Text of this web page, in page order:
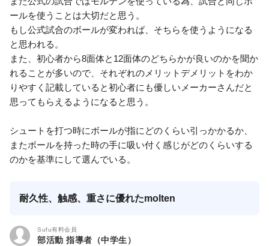
ールを使うことは大切だと思う。
もし公式試合のボールが変われば、そちらを使うようになる
と思われる。
また、初心者から8面体と12面体のどちらかが良いのかを聞か
れることが多いので、それぞれのメリットデメリットをわか
りやすく記載していると初心者にも優しいメーカーさんだと
思ってもらえるようになると思う。
シュートを打つ時にボールが指にどのくらい引っかかるか、
またボールを持った時の手に吸い付く感じがどのくらいする
のかを基準にして選んでいる。
耐久性、触感、重さに優れたmolten
Sufu有料会員
部活動 指導者（中学生）